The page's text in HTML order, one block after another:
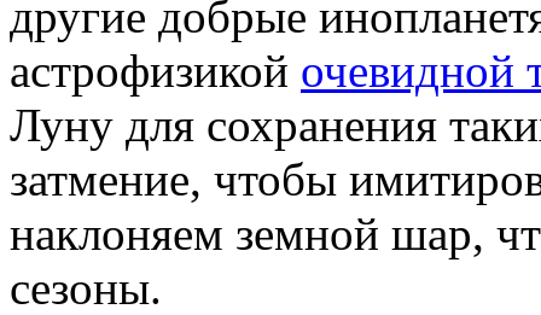
другие добрые
астрофизикой очевидной
Луну для сохранения
затмение, чтобы
наклоняем земной шар,
сезоны.